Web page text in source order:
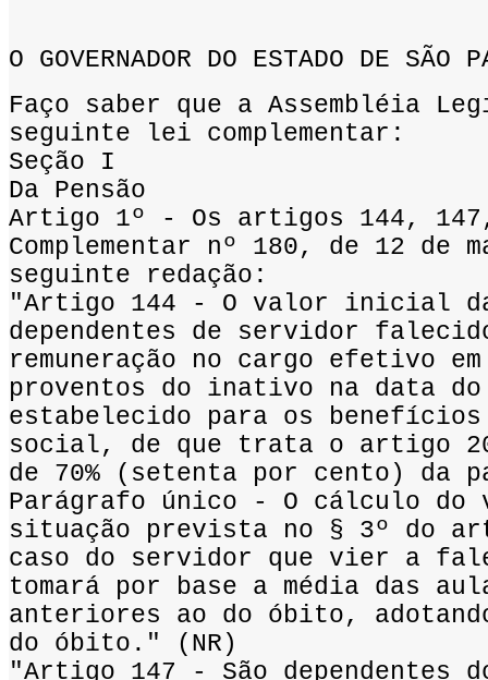
O GOVERNADOR DO ESTADO DE SÃO
Faço saber que a Assembléia
seguinte lei complementar:
Seção I
Da Pensão
Artigo 1º - Os artigos 144,
Complementar nº 180, de 12 de
seguinte redação:
"Artigo 144 - O valor inicial da
dependentes de servidor
remuneração no cargo efetivo
proventos do inativo na data
estabelecido para os
social, de que trata o artigo
de 70% (setenta por cento) da
Parágrafo único - O cálculo
situação prevista no § 3º do
caso do servidor que vier a
tomará por base a média das
anteriores ao do óbito,
do óbito." (NR)
"Artigo 147 - São dependentes